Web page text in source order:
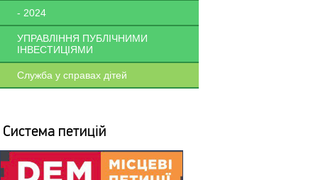
- 2024
УПРАВЛІННЯ ПУБЛІЧНИМИ
ІНВЕСТИЦІЯМИ
Служба у справах дітей
Система петицій